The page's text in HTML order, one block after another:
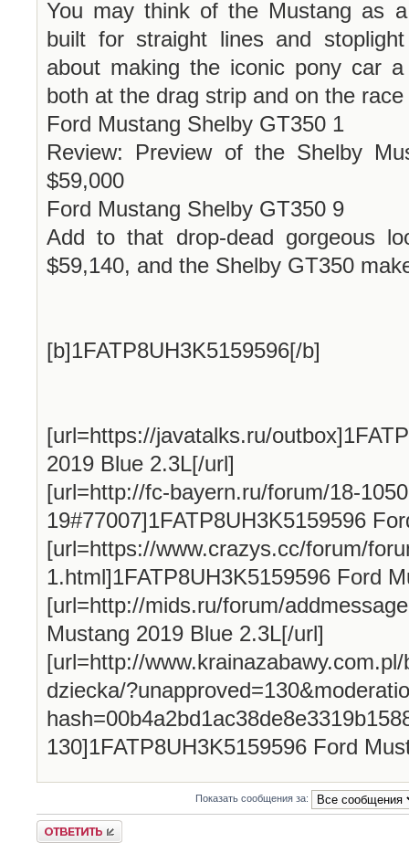
You may think of the Mustang as
built for straight lines and
about making the iconic pony car
both at the drag strip and on the
Ford Mustang Shelby GT350 1
Review: Preview of the Shelby
$59,000
Ford Mustang Shelby GT350 9
Add to that drop-dead gorgeous
$59,140, and the Shelby GT350
[b]1FATP8UH3K5159596[/b]
[url=https://javatalks.ru/
2019 Blue 2.3L[/url]
[url=http://fc-bayern.ru/forum/18-
19#77007]1FATP8UH3K5159596
[url=https://www.crazys.cc/forum/
1.html]1FATP8UH3K5159596 Ford
[url=http://mids.ru/forum/
Mustang 2019 Blue 2.3L[/url]
[url=http://
dziecka/
130]1FATP8UH3K5159596 Ford
Показать сообщения за:
Ответить